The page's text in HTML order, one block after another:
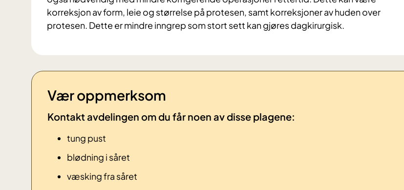
korreksjon av form, leie og størrelse på protesen, samt korreksjoner av huden over
protesen. Dette er mindre inngrep som stort sett kan gjøres dagkirurgisk.
Vær oppmerksom
Kontakt avdelingen om du får noen av disse plagene: ​
tung pust
blødning i såret
væsking fra såret